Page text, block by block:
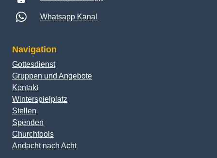
Whatsapp Kanal
Navigation
Gottesdienst
Gruppen und Angebote
Kontakt
Winterspielplatz
Stellen
Spenden
Churchtools
Andacht nach Acht